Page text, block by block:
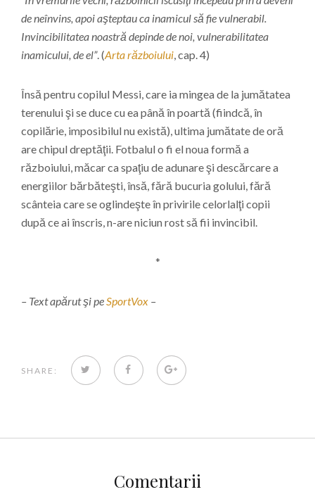
de neînvins, apoi aşteptau ca inamicul să fie vulnerabil.
Invincibilitatea noastră depinde de noi, vulnerabilitatea
inamicului, de el”. (Arta războiului, cap. 4)
Însă pentru copilul Messi, care ia mingea de la jumătatea
terenului şi se duce cu ea până în poartă (fiindcă, în
copilărie, imposibilul nu există), ultima jumătate de oră
are chipul dreptăţii. Fotbalul o fi el noua formă a
războiului, măcar ca spaţiu de adunare şi descărcare a
energiilor bărbăteşti, însă, fără bucuria golului, fără
scânteia care se oglindeşte în privirile celorlalţi copii
după ce ai înscris, n-are niciun rost să fii invincibil.
*
– Text apărut şi peSportVox –
SHARE: TWITTERFACEBOOKGOOGLE+
Comentarii